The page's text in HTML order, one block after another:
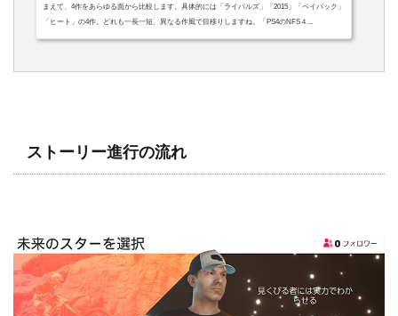
まえて、4作をあらゆる面から比較します。具体的には「ライバルズ」「2015」「ペイバック」
「ヒート」の4作。どれも一長一短、異なる作風で目移りしますね。「PS4のNFS４...
ストーリー進行の流れ